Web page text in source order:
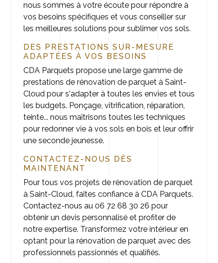
nous sommes à votre écoute pour répondre à
vos besoins spécifiques et vous conseiller sur
les meilleures solutions pour sublimer vos sols.
DES PRESTATIONS SUR-MESURE
ADAPTÉES À VOS BESOINS
CDA Parquets propose une large gamme de
prestations de rénovation de parquet à Saint-
Cloud pour s'adapter à toutes les envies et tous
les budgets. Ponçage, vitrification, réparation,
teinte... nous maîtrisons toutes les techniques
pour redonner vie à vos sols en bois et leur offrir
une seconde jeunesse.
CONTACTEZ-NOUS DÈS
MAINTENANT
Pour tous vos projets de rénovation de parquet
à Saint-Cloud, faites confiance à CDA Parquets.
Contactez-nous au 06 72 68 30 26 pour
obtenir un devis personnalisé et profiter de
notre expertise. Transformez votre intérieur en
optant pour la rénovation de parquet avec des
professionnels passionnés et qualifiés.